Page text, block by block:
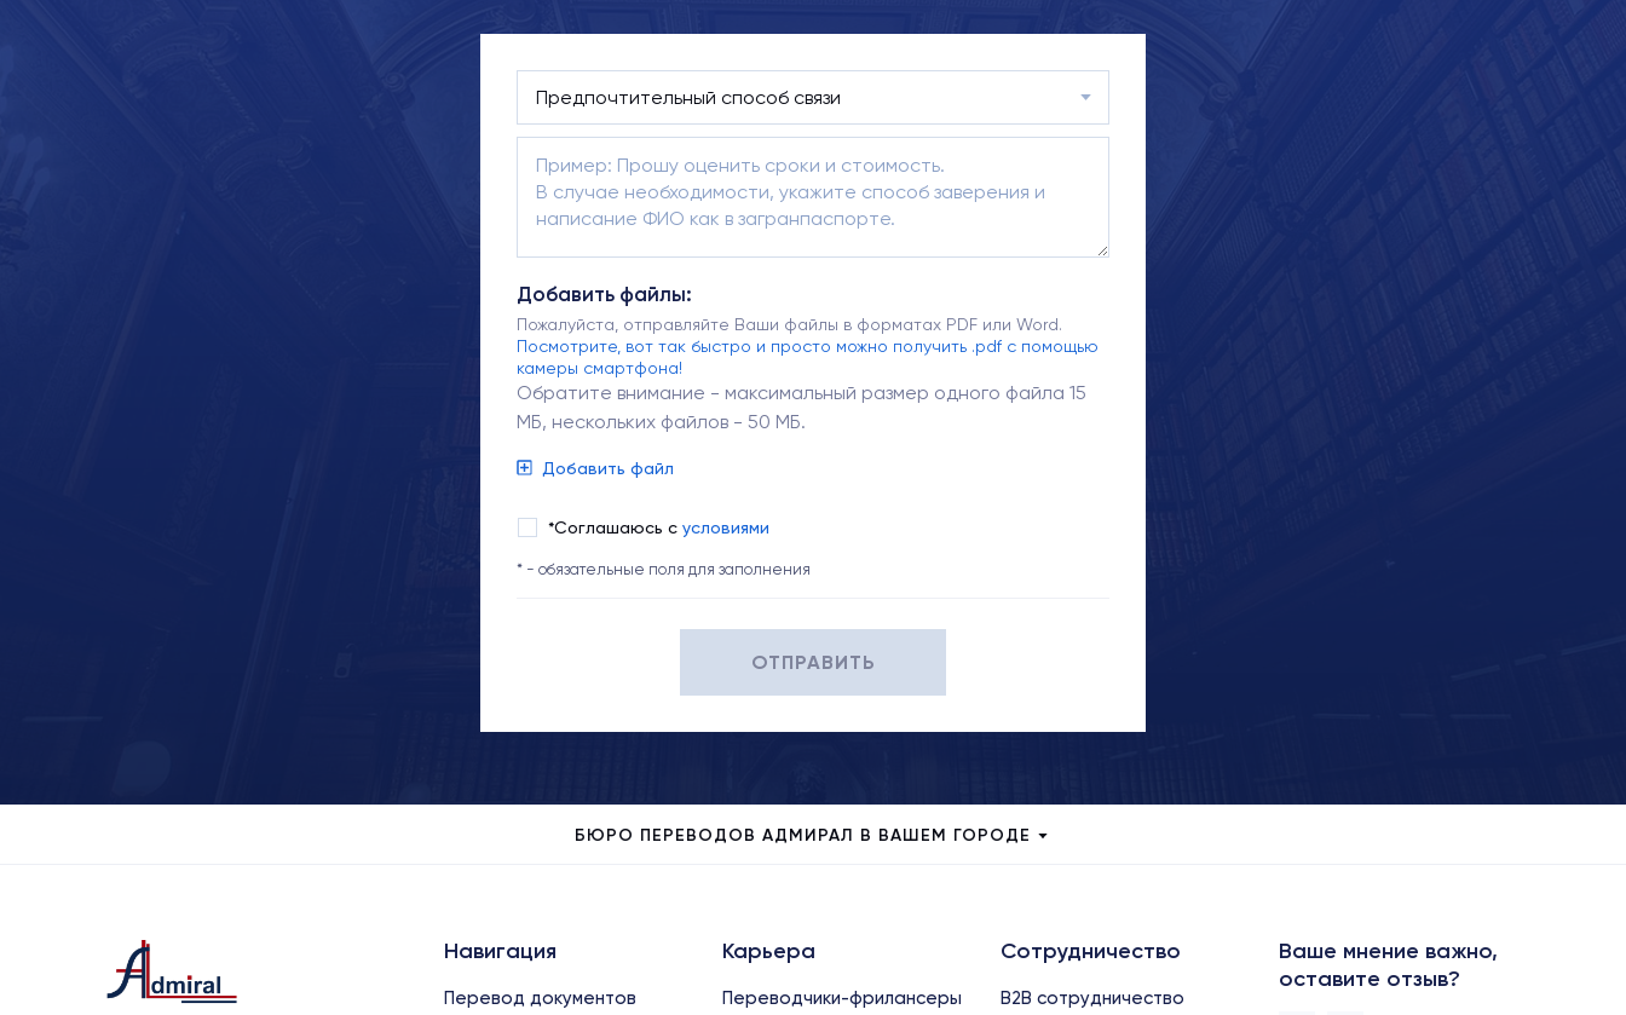
Добавить файлы:
Пожалуйста, отправляйте Ваши файлы в форматах PDF или Word.
Посмотрите, вот так быстро и просто можно получить .pdf с помощью
камеры смартфона!
Обратите внимание - максимальный размер одного файла 15
МБ, нескольких файлов - 50 МБ.
Добавить файл
*Соглашаюсь с условиями
* - обязательные поля для заполнения
ОТПРАВИТЬ
БЮРО ПЕРЕВОДОВ АДМИРАЛ В ВАШЕМ ГОРОДЕ
Навигация
Перевод документов
Карьера
Переводчики-фрилансеры
Сотрудничество
B2B сотрудничество
Ваше мнение важно,
оставите отзыв?